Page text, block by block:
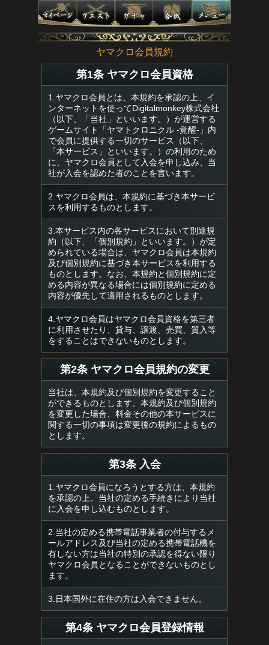
ヤマクロ会員規約
第1条 ヤマクロ会員資格
1.ヤマクロ会員とは、本規約を承認の上、イ
ンターネットを使ってDigitalmonkey株式会社
（以下、「当社」といいます。）が運営する
ゲームサイト「ヤマトクロニクル -覚醒-」内
で会員に提供する一切のサービス（以下、
「本サービス」といいます。）の利用のため
に、ヤマクロ会員として入会を申し込み、当
社が入会を認めた者のことを言います。
2.ヤマクロ会員は、本規約に基づき本サービ
スを利用するものとします。
3.本サービス内の各サービスにおいて別途規
約（以下、「個別規約」といいます。）が定
められている場合は、ヤマクロ会員は本規約
及び個別規約に基づき本サービスを利用する
ものとします。なお、本規約と個別規約に定
める内容が異なる場合には個別規約に定める
内容が優先して適用されるものとします。
4.ヤマクロ会員はヤマクロ会員資格を第三者
に利用させたり、貸与、譲渡、売買、質入等
をすることはできないものとします。
第2条 ヤマクロ会員規約の変更
当社は、本規約及び個別規約を変更すること
ができるものとします。本規約及び個別規約
を変更した場合、料金その他の本サービスに
関する一切の事項は変更後の規約によるもの
とします。
第3条 入会
1.ヤマクロ会員になろうとする方は、本規約
を承認の上、当社の定める手続きにより当社
に入会を申し込むものとします。
2.当社の定める携帯電話事業者の付与するメ
ールアドレス及び当社の定める携帯電話機を
有しない方は当社の特別の承認を得ない限り
ヤマクロ会員となることができないものとし
ます。
3.日本国外に在住の方は入会できません。
第4条 ヤマクロ会員登録情報